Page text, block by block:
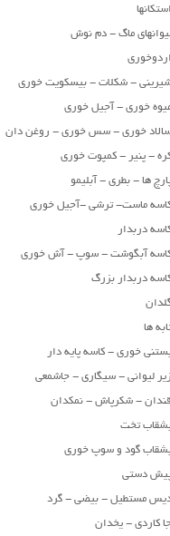
استکانها
ماگ - دم نوش
اردوخوری
- شکلات - بیسکویت خوری
خوری - آجیل خوری
خوری - سس خوری - روغن دان
- پنیر - کمپوت خوری
ها - بطری - آبلیمو
ماست- ترشی -آجیل خوری
دربدار
آبگوشت - سوپ - آش خوری
دربدار بزرگ
ها
خوری - کاسه پایه دار
زیر لیوانی - سیگاری - جاشمعی
قندان - شکرپاش - نمکدان
تخت
گود و سوپ خوری
دستی
مستطیل - بیضی - گرد
کاردی - یخدان